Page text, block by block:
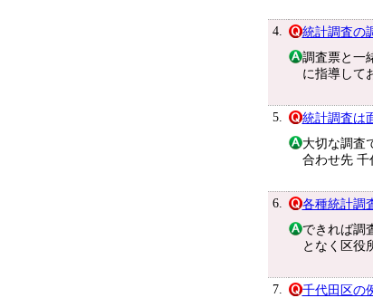
4.
統計調査の
調査票と一
に指導して
5.
統計調査は
大切な調査
合わせ先 千
6.
各種統計調
できれば調
となく区役
7.
千代田区の